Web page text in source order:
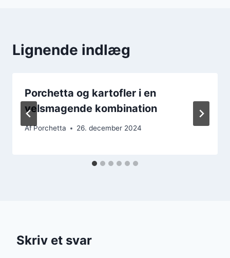
Lignende indlæg
Porchetta og kartofler i en
velsmagende kombination
AfPorchetta 26. december 2024
Skriv et svar